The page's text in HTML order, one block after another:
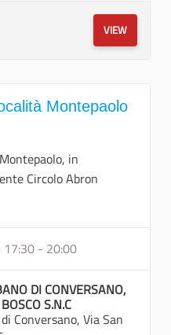
VIEW
Montepaolo
in
Circolo Abron
17:30 - 20:00
DI CONVERSANO,
S.N.C
Conversano, Via San